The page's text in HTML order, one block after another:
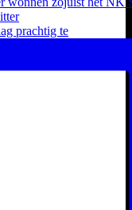
prachtig te